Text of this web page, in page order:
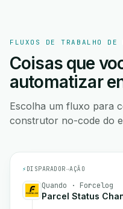
FLUXOS DE TRABALHO DE
Coisas que
automatizar
Escolha um fluxo para
construtor no-code do
⚡ DISPARADOR→AÇÃO
Quando · Forcelog
Parcel Status